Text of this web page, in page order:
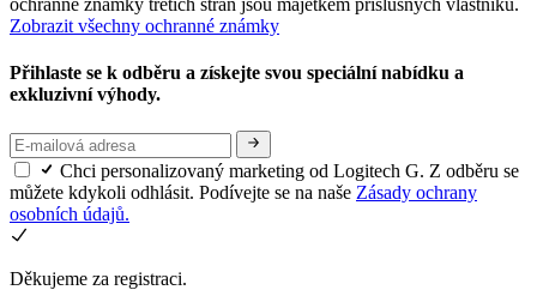
Zobrazit všechny ochranné známky
Přihlaste se k odběru a získejte svou speciální nabídku a
exkluzivní výhody.
Chci personalizovaný marketing od Logitech G. Z odběru se
můžete kdykoli odhlásit. Podívejte se na naše Zásady ochrany
osobních údajů.
Děkujeme za registraci.